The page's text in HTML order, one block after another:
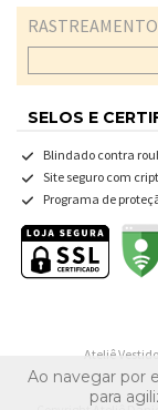
Ao navegar por
para
RASTREAMENTO
SELOS E
Blindado contra
Site seguro com
Programa de
Ateliê